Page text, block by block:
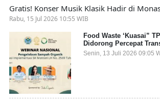
Gratis! Konser Musik Klasik Hadir di
Rabu, 15 Jul 2026 10:55 WIB
Food Waste ‘Kuasai”
Didorong Percepat
Pengelolaan Sampah
Senin, 13 Juli 2026 09:05